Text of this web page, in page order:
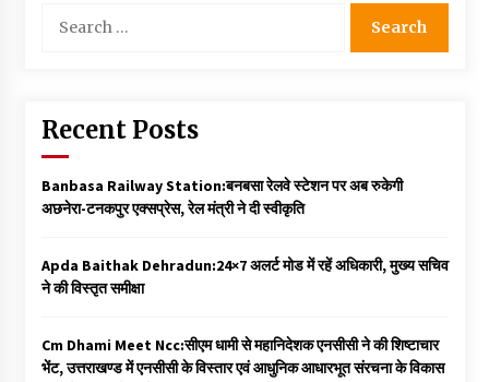
for:
Recent Posts
Banbasa Railway Station:बनबसा रेलवे स्टेशन पर अब रुकेगी
अछनेरा-टनकपुर एक्सप्रेस, रेल मंत्री ने दी स्वीकृति
Apda Baithak Dehradun:24×7 अलर्ट मोड में रहें अधिकारी, मुख्य सचिव
ने की विस्तृत समीक्षा
Cm Dhami Meet Ncc:सीएम धामी से महानिदेशक एनसीसी ने की शिष्टाचार
भेंट, उत्तराखण्ड में एनसीसी के विस्तार एवं आधुनिक आधारभूत संरचना के विकास